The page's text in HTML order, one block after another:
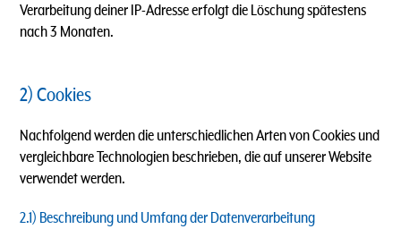
Verarbeitung deiner IP-Adresse erfolgt die Löschung spätestens
nach 3 Monaten.
2) Cookies
Nachfolgend werden die unterschiedlichen Arten von Cookies und
vergleichbare Technologien beschrieben, die auf unserer Website
verwendet werden.
2.1) Beschreibung und Umfang der Datenverarbeitung